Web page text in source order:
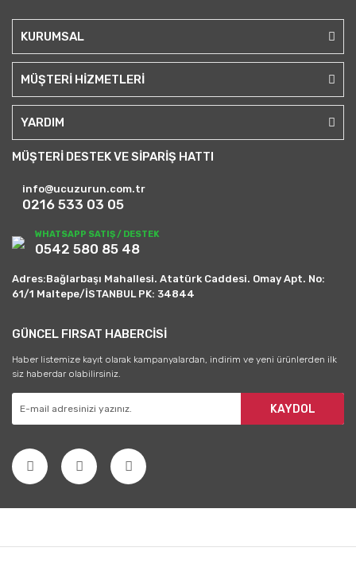
KURUMSAL
MÜŞTERİ HİZMETLERİ
YARDIM
MÜŞTERİ DESTEK VE SİPARİŞ HATTI
info@ucuzurun.com.tr
0216 533 03 05
WHATSAPP SATIŞ / DESTEK
0542 580 85 48
Adres:Bağlarbaşı Mahallesi. Atatürk Caddesi. Omay Apt. No:
61/1 Maltepe/İSTANBUL PK: 34844
GÜNCEL FIRSAT HABERCİSİ
Haber listemize kayıt olarak kampanyalardan, indirim ve yeni ürünlerden ilk
siz haberdar olabilirsiniz.
KAYDOL